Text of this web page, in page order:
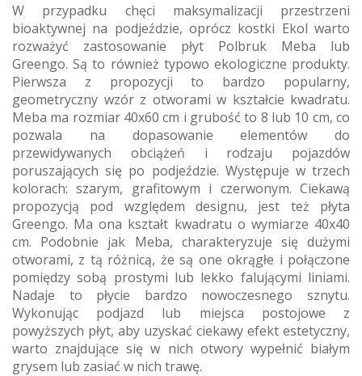
W przypadku chęci maksymalizacji przestrzeni
bioaktywnej na podjeździe, oprócz kostki Ekol warto
rozważyć zastosowanie płyt Polbruk Meba lub
Greengo. Są to również typowo ekologiczne produkty.
Pierwsza z propozycji to bardzo popularny,
geometryczny wzór z otworami w kształcie kwadratu.
Meba ma rozmiar 40x60 cm i grubość to 8 lub 10 cm, co
pozwala na dopasowanie elementów do
przewidywanych obciążeń i rodzaju pojazdów
poruszających się po podjeździe. Występuje w trzech
kolorach: szarym, grafitowym i czerwonym. Ciekawą
propozycją pod względem designu, jest też płyta
Greengo. Ma ona kształt kwadratu o wymiarze 40x40
cm. Podobnie jak Meba, charakteryzuje się dużymi
otworami, z tą różnicą, że są one okrągłe i połączone
pomiędzy sobą prostymi lub lekko falującymi liniami.
Nadaje to płycie bardzo nowoczesnego sznytu.
Wykonując podjazd lub miejsca postojowe z
powyższych płyt, aby uzyskać ciekawy efekt estetyczny,
warto znajdujące się w nich otwory wypełnić białym
grysem lub zasiać w nich trawę.